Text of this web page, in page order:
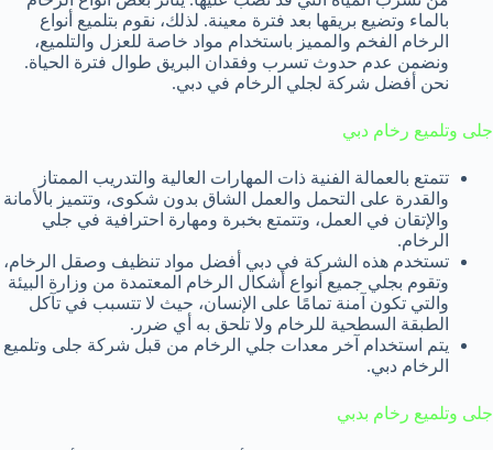
بالماء وتضيع بريقها بعد فترة معينة. لذلك، نقوم بتلميع أنواع
الرخام الفخم والمميز باستخدام مواد خاصة للعزل والتلميع،
ونضمن عدم حدوث تسرب وفقدان البريق طوال فترة الحياة.
نحن أفضل شركة لجلي الرخام في دبي.
جلى وتلميع رخام دبي
تتمتع بالعمالة الفنية ذات المهارات العالية والتدريب الممتاز
والقدرة على التحمل والعمل الشاق بدون شكوى، وتتميز بالأمانة
والإتقان في العمل، وتتمتع بخبرة ومهارة احترافية في جلي
الرخام.
تستخدم هذه الشركة في دبي أفضل مواد تنظيف وصقل الرخام،
وتقوم بجلي جميع أنواع أشكال الرخام المعتمدة من وزارة البيئة
والتي تكون آمنة تمامًا على الإنسان، حيث لا تتسبب في تآكل
الطبقة السطحية للرخام ولا تلحق به أي ضرر.
يتم استخدام آخر معدات جلي الرخام من قبل شركة جلى وتلميع
الرخام دبي.
جلى وتلميع رخام بدبي